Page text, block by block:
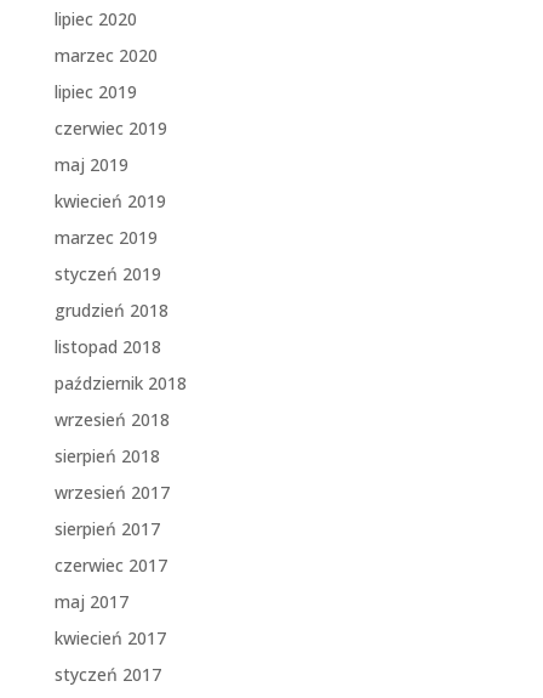
lipiec 2020
marzec 2020
lipiec 2019
czerwiec 2019
maj 2019
kwiecień 2019
marzec 2019
styczeń 2019
grudzień 2018
listopad 2018
październik 2018
wrzesień 2018
sierpień 2018
wrzesień 2017
sierpień 2017
czerwiec 2017
maj 2017
kwiecień 2017
styczeń 2017